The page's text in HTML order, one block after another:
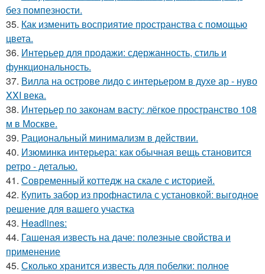
без помпезности.
35. Как изменить восприятие пространства с помощью
цвета.
36. Интерьер для продажи: сдержанность, стиль и
функциональность.
37. Вилла на острове лидо с интерьером в духе ар - нуво
XXI века.
38. Интерьер по законам васту: лёгкое пространство 108
м в Москве.
39. Рациональный минимализм в действии.
40. Изюминка интерьера: как обычная вещь становится
ретро - деталью.
41. Современный коттедж на скале с историей.
42. Купить забор из профнастила с установкой: выгодное
решение для вашего участка
43. Headlines:
44. Гашеная известь на даче: полезные свойства и
применение
45. Сколько хранится известь для побелки: полное